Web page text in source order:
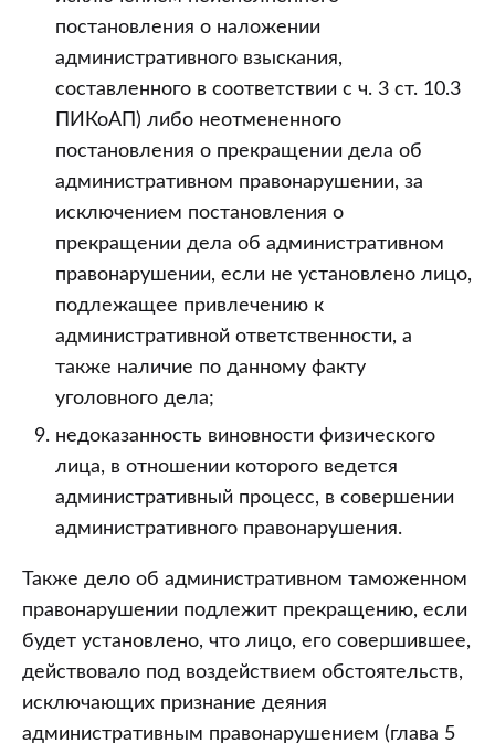
постановления о наложении
административного взыскания,
составленного в соответствии с ч. 3 ст. 10.3
ПИКоАП) либо неотмененного
постановления о прекращении дела об
административном правонарушении, за
исключением постановления о
прекращении дела об административном
правонарушении, если не установлено лицо,
подлежащее привлечению к
административной ответственности, а
также наличие по данному факту
уголовного дела;
недоказанность виновности физического
лица, в отношении которого ведется
административный процесс, в совершении
административного правонарушения.
Также дело об административном таможенном
правонарушении подлежит прекращению, если
будет установлено, что лицо, его совершившее,
действовало под воздействием обстоятельств,
исключающих признание деяния
административным правонарушением (глава 5